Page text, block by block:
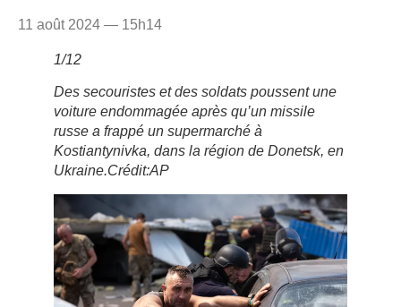
11 août 2024 — 15h14
1/12
Des secouristes et des soldats poussent une
voiture endommagée après qu’un missile
russe a frappé un supermarché à
Kostiantynivka, dans la région de Donetsk, en
Ukraine.Crédit:AP